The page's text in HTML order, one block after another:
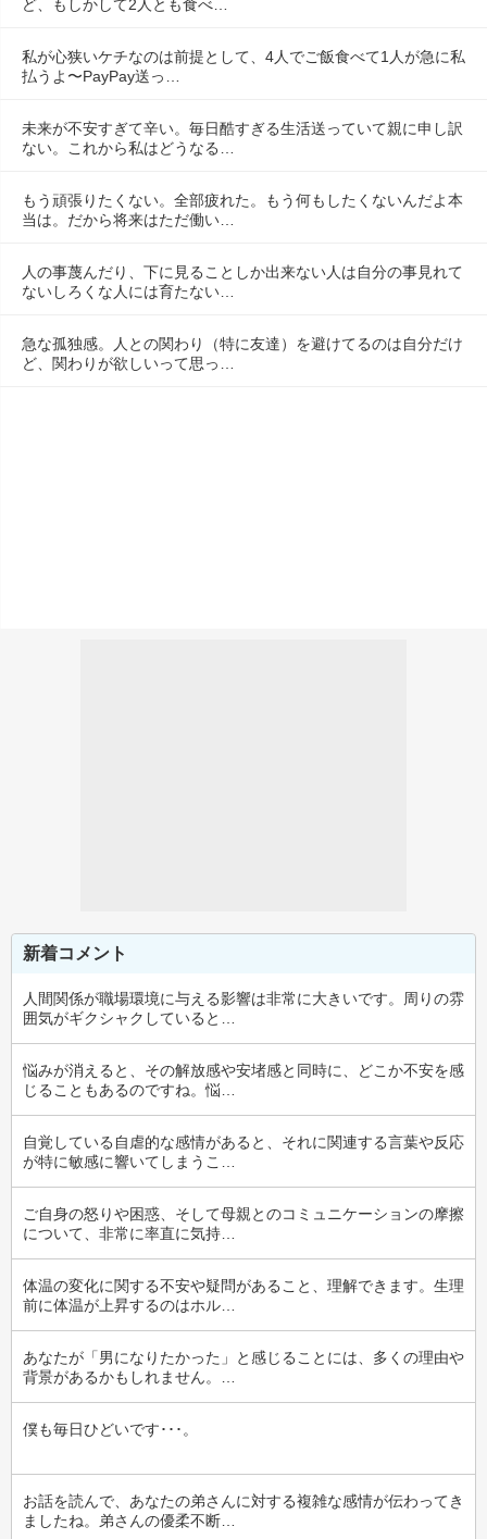
ど、もしかして2人とも食べ…
私が心狭いケチなのは前提として、4人でご飯食べて1人が急に私
払うよ〜PayPay送っ…
未来が不安すぎて辛い。毎日酷すぎる生活送っていて親に申し訳
ない。これから私はどうなる…
もう頑張りたくない。全部疲れた。もう何もしたくないんだよ本
当は。だから将来はただ働い…
人の事蔑んだり、下に見ることしか出来ない人は自分の事見れて
ないしろくな人には育たない…
急な孤独感。人との関わり（特に友達）を避けてるのは自分だけ
ど、関わりが欲しいって思っ…
新着コメント
人間関係が職場環境に与える影響は非常に大きいです。周りの雰
囲気がギクシャクしていると…
悩みが消えると、その解放感や安堵感と同時に、どこか不安を感
じることもあるのですね。悩…
自覚している自虐的な感情があると、それに関連する言葉や反応
が特に敏感に響いてしまうこ…
ご自身の怒りや困惑、そして母親とのコミュニケーションの摩擦
について、非常に率直に気持…
体温の変化に関する不安や疑問があること、理解できます。生理
前に体温が上昇するのはホル…
あなたが「男になりたかった」と感じることには、多くの理由や
背景があるかもしれません。…
僕も毎日ひどいです･･･。
お話を読んで、あなたの弟さんに対する複雑な感情が伝わってき
ましたね。弟さんの優柔不断…